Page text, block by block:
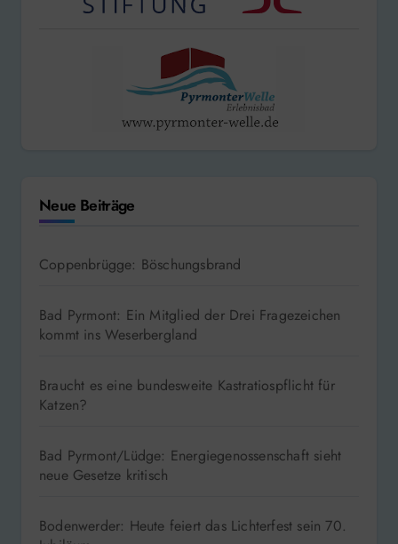
Neue Beiträge
Coppenbrügge: Böschungsbrand
Bad Pyrmont: Ein Mitglied der Drei Fragezeichen
kommt ins Weserbergland
Braucht es eine bundesweite Kastratiospflicht für
Katzen?
Bad Pyrmont/Lüdge: Energiegenossenschaft sieht
neue Gesetze kritisch
Bodenwerder: Heute feiert das Lichterfest sein 70.